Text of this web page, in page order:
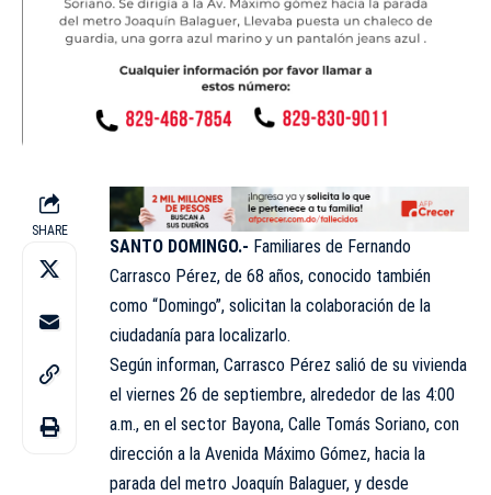
SHARE
SANTO DOMINGO.- Familiares de Fernando
Carrasco Pérez, de 68 años, conocido también
como “Domingo”, solicitan la colaboración de la
ciudadanía para localizarlo.
Según informan, Carrasco Pérez salió de su vivienda
el viernes 26 de septiembre, alrededor de las 4:00
a.m., en el sector Bayona, Calle Tomás Soriano, con
dirección a la Avenida Máximo Gómez, hacia la
parada del metro Joaquín Balaguer, y desde